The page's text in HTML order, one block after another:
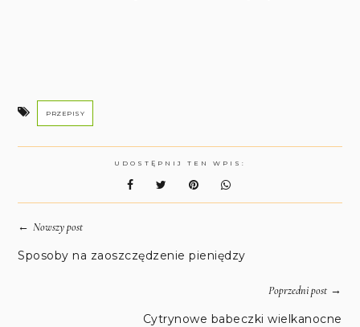
PRZEPISY
UDOSTĘPNIJ TEN WPIS:
←Nowszy post
Sposoby na zaoszczędzenie pieniędzy
Poprzedni post→
Cytrynowe babeczki wielkanocne